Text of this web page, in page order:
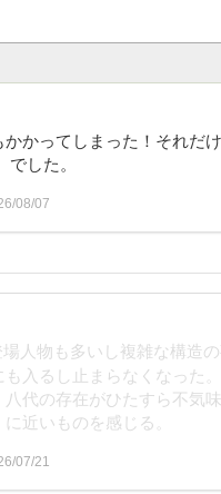
かってしまった！それだ
した。
08/07
人物も多いし複雑な構造
入るし止まらなくなった
代の存在がひたすら不気
近いものを感じる。
07/21